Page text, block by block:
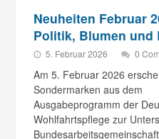
Neuheiten Februar
Politik, Blumen und
5. Februar 2026 0
Am 5. Februar 2026
Sondermarken aus dem
Ausgabeprogramm der
Wohlfahrtspflege zur